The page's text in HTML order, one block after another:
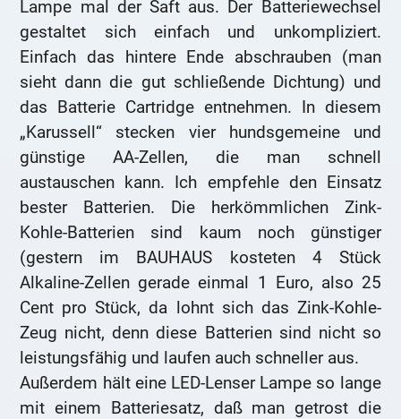
Lampe mal der Saft aus. Der Batteriewechsel
gestaltet sich einfach und unkompliziert.
Einfach das hintere Ende abschrauben (man
sieht dann die gut schließende Dichtung) und
das Batterie Cartridge entnehmen. In diesem
„Karussell“ stecken vier hundsgemeine und
günstige AA-Zellen, die man schnell
austauschen kann. Ich empfehle den Einsatz
bester Batterien. Die herkömmlichen Zink-
Kohle-Batterien sind kaum noch günstiger
(gestern im BAUHAUS kosteten 4 Stück
Alkaline-Zellen gerade einmal 1 Euro, also 25
Cent pro Stück, da lohnt sich das Zink-Kohle-
Zeug nicht, denn diese Batterien sind nicht so
leistungsfähig und laufen auch schneller aus.
Außerdem hält eine LED-Lenser Lampe so lange
mit einem Batteriesatz, daß man getrost die